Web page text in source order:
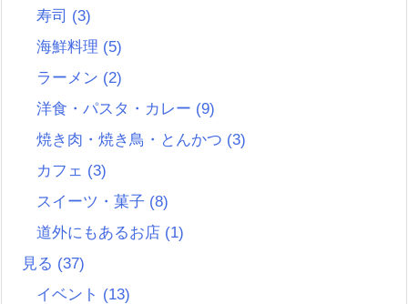
寿司 (3)
海鮮料理 (5)
ラーメン (2)
洋食・パスタ・カレー (9)
焼き肉・焼き鳥・とんかつ (3)
カフェ (3)
スイーツ・菓子 (8)
道外にもあるお店 (1)
見る (37)
イベント (13)